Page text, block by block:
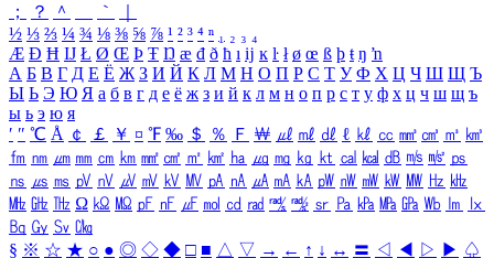
；
？ ＾ ｀
½ ⅓ ⅔ ¼ ¾ ⅛ ⅜ ⅝ ⅞ ¹ ² ³ ⁴ ⁿ ₁ ₂ ₃ ₄
Æ Ð Ħ Ĳ Ł Ø Œ Þ Ŧ Ŋ æ đ ð ħ ı ĳ ĸ ŀ ł ø œ ß þ ŧ ŋ ŉ
А Б В Г Д Е Ё Ж З И Й К Л М Н О П Р С Т У Ф Х Ц Ч Ш Щ Ъ
Ы Ь Э Ю Я а б в г д е ё ж з и й к л м н о п р с т у ф х ц ч ш щ ъ
ы ь э ю я
′ ″ ℃ Å ￠ ￡ ￥ ¤ ℉ ‰ ＄ ％ Ｆ ￦ ㎕ ㎖ ㎗ ℓ ㎘ ㏄ ㎣ ㎤ ㎥ ㎦
㎙ ㎚ ㎛ ㎜ ㎝ ㎞ ㎟ ㎠ ㎡ ㎢ ㏊ ㎍ ㎎ ㎏ ㏏ ㎈ ㎉ ㏈ ㎧ ㎨ ㎰
㎱ ㎲ ㎳ ㎴ ㎵ ㎶ ㎷ ㎸ ㎹ ㎀ ㎁ ㎂ ㎃ ㎄ ㎺ ㎻ ㎽ ㎾ ㎿ ㎐ ㎑
㎒ ㎓ ㎔ Ω ㏀ ㏁ ㎊ ㎋ ㎌ ㏖ ㏅ ㎭ ㎮ ㎯ ㏛ ㎩ ㎪ ㎫ ㎬ ㏝ ㏐
㏓
㏃ ㏉ ㏜ ㏆
§ ※ ☆ ★ ○ ● ◎ ◇ ◆ □ ■ △ ▽ → ← ↑ ↓ ↔ 〓 ◁ ◀ ▷ ▶ ♤